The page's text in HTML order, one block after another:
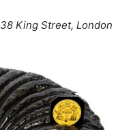
King Street, London